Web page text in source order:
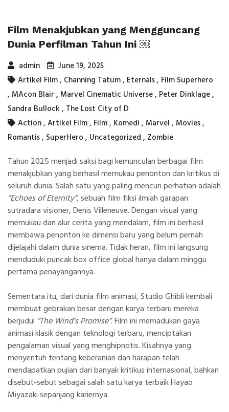
Film Menakjubkan yang Mengguncang
Dunia Perfilman Tahun Ini ￼
admin
June 19, 2025
Artikel Film, Channing Tatum, Eternals, Film Superhero
, MAcon Blair , Marvel Cinematic Universe, Peter Dinklage,
Sandra Bullock , The Lost City of D
Action, Artikel Film, Film, Komedi , Marvel , Movies,
Romantis, SuperHero , Uncategorized , Zombie
Tahun 2025 menjadi saksi bagi kemunculan berbagai film
menakjubkan yang berhasil memukau penonton dan kritikus di
seluruh dunia. Salah satu yang paling mencuri perhatian adalah
“Echoes of Eternity“, sebuah film fiksi ilmiah garapan
sutradara visioner, Denis Villeneuve. Dengan visual yang
memukau dan alur cerita yang mendalam, film ini berhasil
membawa penonton ke dimensi baru yang belum pernah
dijelajahi dalam dunia sinema. Tidak heran, film ini langsung
menduduki puncak box office global hanya dalam minggu
pertama penayangannya.
Sementara itu, dari dunia film animasi, Studio Ghibli kembali
membuat gebrakan besar dengan karya terbaru mereka
berjudul “The Wind’s Promise“. Film ini memadukan gaya
animasi klasik dengan teknologi terbaru, menciptakan
pengalaman visual yang menghipnotis. Kisahnya yang
menyentuh tentang keberanian dan harapan telah
mendapatkan pujian dari banyak kritikus internasional, bahkan
disebut-sebut sebagai salah satu karya terbaik Hayao
Miyazaki sepanjang kariernya.